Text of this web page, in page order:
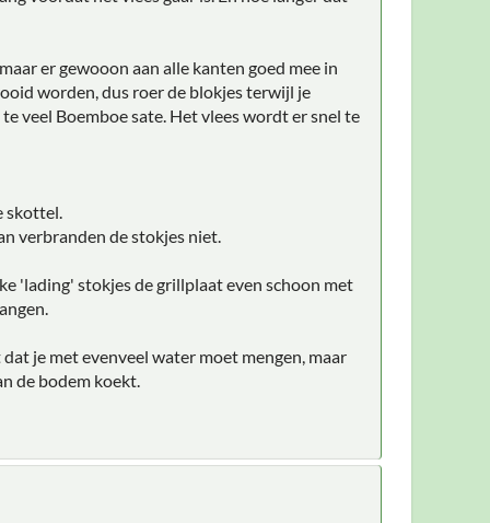
er gewooon aan alle kanten goed mee in
worden, dus roer de blokjes terwijl je
veel Boemboe sate. Het vlees wordt er snel te
skottel.
verbranden de stokjes niet.
'lading' stokjes de grillplaat even schoon met
je met evenveel water moet mengen, maar
de bodem koekt.